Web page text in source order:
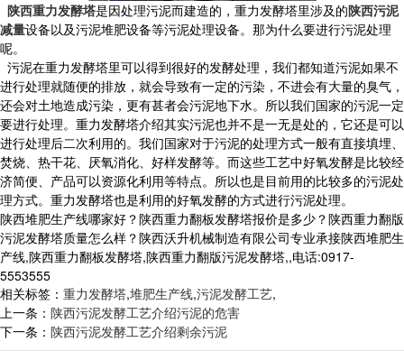
陕西重力发酵塔是因处理污泥而建造的，重力发酵塔里涉及的陕西污泥
减量设备以及污泥堆肥设备等污泥处理设备。那为什么要进行污泥处理
呢。
污泥在重力发酵塔里可以得到很好的发酵处理，我们都知道污泥如果不
进行处理就随便的排放，就会导致有一定的污染，不进会有大量的臭气，
还会对土地造成污染，更有甚者会污泥地下水。所以我们国家的污泥一定
要进行处理。重力发酵塔介绍其实污泥也并不是一无是处的，它还是可以
进行处理后二次利用的。我们国家对于污泥的处理方式一般有直接填埋、
焚烧、热干花、厌氧消化、好样发酵等。而这些工艺中好氧发酵是比较经
济简便、产品可以资源化利用等特点。所以也是目前用的比较多的污泥处
理方式。重力发酵塔也是利用的好氧发酵的方式进行污泥处理。
陕西堆肥生产线哪家好？陕西重力翻板发酵塔报价是多少？陕西重力翻版
污泥发酵塔质量怎么样？陕西沃升机械制造有限公司专业承接陕西堆肥生
产线,陕西重力翻板发酵塔,陕西重力翻版污泥发酵塔,,电话:0917-
5553555
相关标签： 重力发酵塔,堆肥生产线,污泥发酵工艺,
上一条： 陕西污泥发酵工艺介绍污泥的危害
下一条： 陕西污泥发酵工艺介绍剩余污泥